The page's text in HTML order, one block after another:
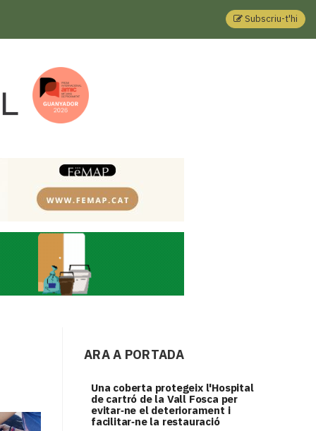
Subscriu-t'hi
ARA A PORTADA
Una coberta protegeix l'Hospital
de cartró de la Vall Fosca per
evitar‑ne el deteriorament i
facilitar‑ne la restauració